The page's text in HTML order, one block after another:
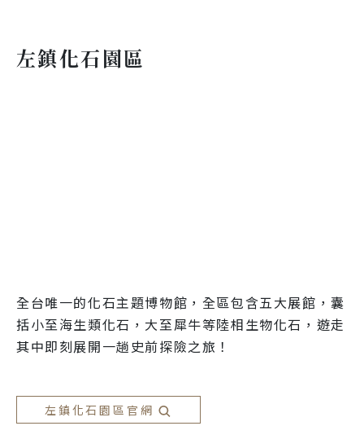
左鎮化石園區
全台唯一的化石主題博物館，全區包含五大展館，囊
括小至海生類化石，大至犀牛等陸相生物化石，遊走
其中即刻展開一趟史前探險之旅！
左鎮化石園區官網